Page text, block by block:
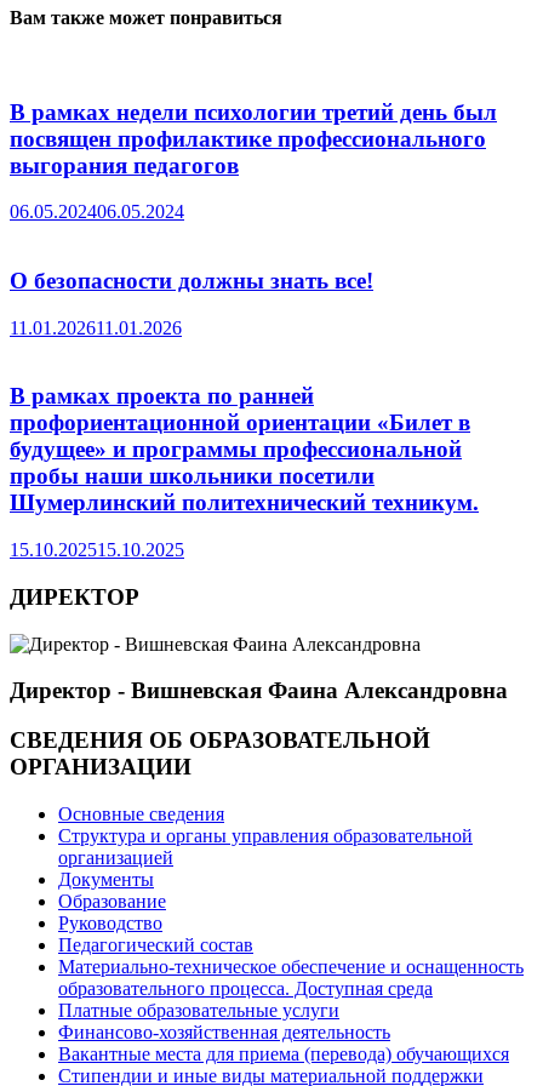
Вам также может понравиться
В рамках недели психологии третий день был
посвящен профилактике профессионального
выгорания педагогов
06.05.202406.05.2024
О безопасности должны знать все!
11.01.202611.01.2026
В рамках проекта по ранней
профориентационной ориентации «Билет в
будущее» и программы профессиональной
пробы наши школьники посетили
Шумерлинский политехнический техникум.
15.10.202515.10.2025
ДИРЕКТОР
Директор - Вишневская Фаина Александровна
СВЕДЕНИЯ ОБ ОБРАЗОВАТЕЛЬНОЙ
ОРГАНИЗАЦИИ
Основные сведения
Структура и органы управления образовательной
организацией
Документы
Образование
Руководство
Педагогический состав
Материально-техническое обеспечение и оснащенность
образовательного процесса. Доступная среда
Платные образовательные услуги
Финансово-хозяйственная деятельность
Вакантные места для приема (перевода) обучающихся
Стипендии и иные виды материальной поддержки